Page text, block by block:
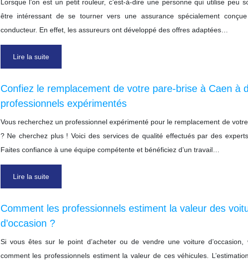
Lorsque l’on est un petit rouleur, c’est-à-dire une personne qui utilise peu
être intéressant de se tourner vers une assurance spécialement
conducteur. En effet, les assureurs ont développé des offres adaptées…
Lire la suite
Confiez le remplacement de votre pare-brise à Caen à
professionnels expérimentés
Vous recherchez un professionnel expérimenté pour le remplacement de
? Ne cherchez plus ! Voici des services de qualité effectués par des
Faites confiance à une équipe compétente et bénéficiez d’un travail…
Lire la suite
Comment les professionnels estiment la valeur des
d’occasion ?
Si vous êtes sur le point d’acheter ou de vendre une voiture d’occasion,
comment les professionnels estiment la valeur de ces véhicules.